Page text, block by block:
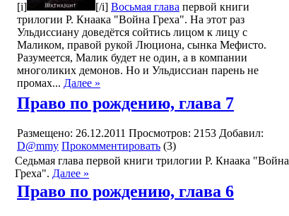
[i] [/i] Восьмая глава первой книги
трилогии Р. Кнаака "Война Греха". На этот раз
Ульдиссиану доведётся сойтись лицом к лицу с
Маликом, правой рукой Люциона, сынка Мефисто.
Разумеется, Малик будет не один, а в компании
многоликих демонов. Но и Ульдиссиан парень не
промах... Далее »
Право по рождению, глава 7
Размещено: 26.12.2011 Просмотров: 2153 Добавил:
D@mmy Прокомментировать (3)
Седьмая глава первой книги трилогии Р. Кнаака "Война
Греха". Далее »
Право по рождению, глава 6